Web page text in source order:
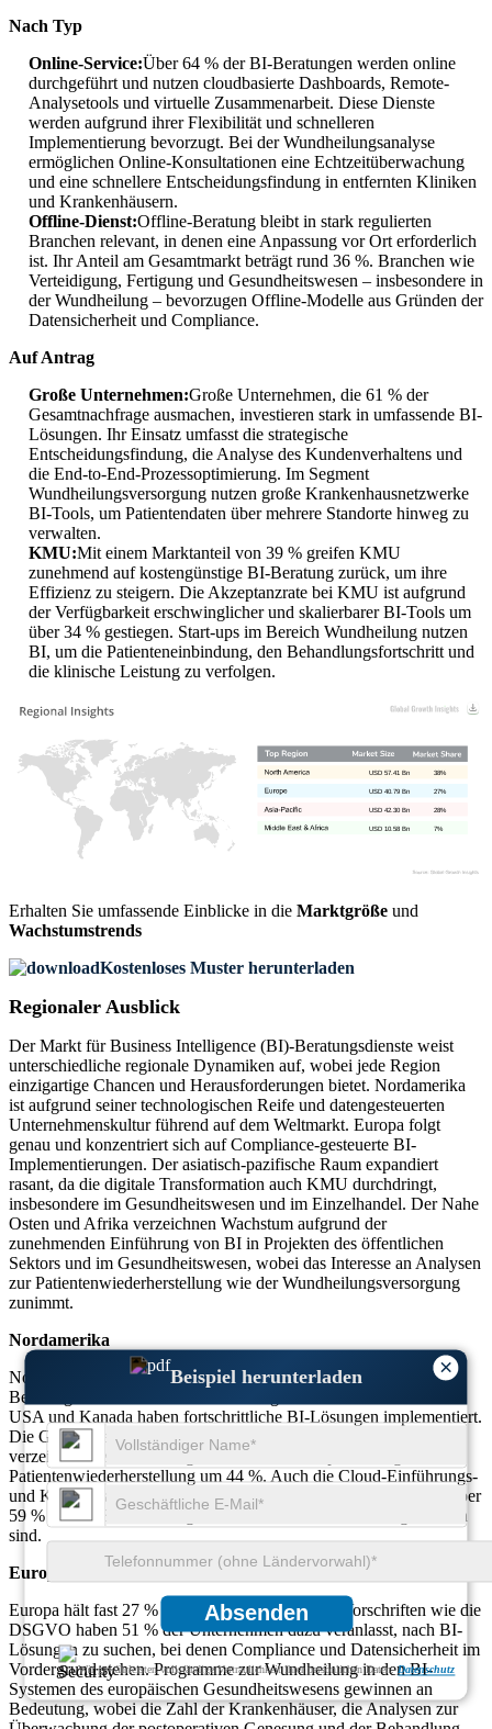
×
Beispiel herunterladen
Absenden
Wir gewährleisten vollständige Vertraulichkeit Ihrer persönlichen Daten.Datenschutz
Nach Typ
Online-Service:Über 64 % der BI-Beratungen werden online
durchgeführt und nutzen cloudbasierte Dashboards, Remote-
Analysetools und virtuelle Zusammenarbeit. Diese Dienste
werden aufgrund ihrer Flexibilität und schnelleren
Implementierung bevorzugt. Bei der Wundheilungsanalyse
ermöglichen Online-Konsultationen eine Echtzeitüberwachung
und eine schnellere Entscheidungsfindung in entfernten Kliniken
und Krankenhäusern.
Offline-Dienst:Offline-Beratung bleibt in stark regulierten
Branchen relevant, in denen eine Anpassung vor Ort erforderlich
ist. Ihr Anteil am Gesamtmarkt beträgt rund 36 %. Branchen wie
Verteidigung, Fertigung und Gesundheitswesen – insbesondere in
der Wundheilung – bevorzugen Offline-Modelle aus Gründen der
Datensicherheit und Compliance.
Auf Antrag
Große Unternehmen:Große Unternehmen, die 61 % der
Gesamtnachfrage ausmachen, investieren stark in umfassende BI-
Lösungen. Ihr Einsatz umfasst die strategische
Entscheidungsfindung, die Analyse des Kundenverhaltens und
die End-to-End-Prozessoptimierung. Im Segment
Wundheilungsversorgung nutzen große Krankenhausnetzwerke
BI-Tools, um Patientendaten über mehrere Standorte hinweg zu
verwalten.
KMU:Mit einem Marktanteil von 39 % greifen KMU
zunehmend auf kostengünstige BI-Beratung zurück, um ihre
Effizienz zu steigern. Die Akzeptanzrate bei KMU ist aufgrund
der Verfügbarkeit erschwinglicher und skalierbarer BI-Tools um
über 34 % gestiegen. Start-ups im Bereich Wundheilung nutzen
BI, um die Patienteneinbindung, den Behandlungsfortschritt und
die klinische Leistung zu verfolgen.
7%
USD 10.58 Bn
28%
USD 42.30 Bn
27%
USD 40.79 Bn
38%
USD 57.41 Bn
Erhalten Sie umfassende Einblicke in die Marktgröße und
Wachstumstrends
Kostenloses Muster herunterladen
Regionaler Ausblick
Der Markt für Business Intelligence (BI)-Beratungsdienste weist
unterschiedliche regionale Dynamiken auf, wobei jede Region
einzigartige Chancen und Herausforderungen bietet. Nordamerika
ist aufgrund seiner technologischen Reife und datengesteuerten
Unternehmenskultur führend auf dem Weltmarkt. Europa folgt
genau und konzentriert sich auf Compliance-gesteuerte BI-
Implementierungen. Der asiatisch-pazifische Raum expandiert
rasant, da die digitale Transformation auch KMU durchdringt,
insbesondere im Gesundheitswesen und im Einzelhandel. Der Nahe
Osten und Afrika verzeichnen Wachstum aufgrund der
zunehmenden Einführung von BI in Projekten des öffentlichen
Sektors und im Gesundheitswesen, wobei das Interesse an Analysen
zur Patientenwiederherstellung wie der Wundheilungsversorgung
zunimmt.
Nordamerika
Nordamerika macht etwa 38 % des globalen Marktes für BI-
Beratungsdienste aus. Über 67 % der großen Unternehmen in den
USA und Kanada haben fortschrittliche BI-Lösungen implementiert.
Die Gesundheitsbranche, insbesondere die Wundheilungsanalyse,
verzeichnete einen Anstieg der BI-basierten Optimierung der
Patientenwiederherstellung um 44 %. Auch die Cloud-Einführungs-
und KI-Integrationsraten sind in dieser Region am höchsten, da über
59 % der BI-Bereitstellungen an die Cloud-Infrastruktur gebunden
sind.
Europa
Europa hält fast 27 % des Marktanteils. Strenge Vorschriften wie die
DSGVO haben 51 % der Unternehmen dazu veranlasst, nach BI-
Lösungen zu suchen, bei denen Compliance und Datensicherheit im
Vordergrund stehen. Programme zur Wundheilung in den BI-
Systemen des europäischen Gesundheitswesens gewinnen an
Bedeutung, wobei die Zahl der Krankenhäuser, die Analysen zur